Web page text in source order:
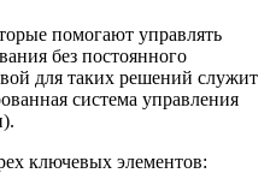
помогают управлять
без постоянного
для таких решений служит
система управления
ключевых элементов: